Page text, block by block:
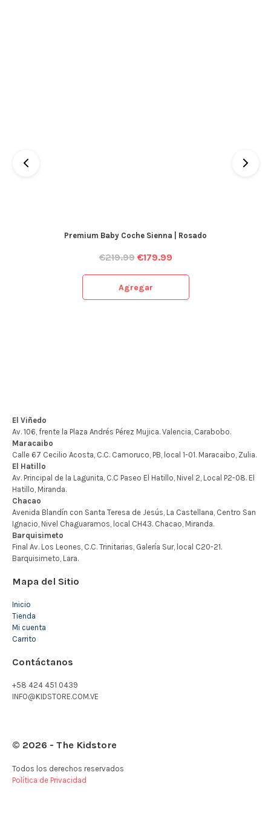
Premium Baby Coche Sienna | Rosado
€219.99 €179.99
Agregar
Mapa del Sitio
Inicio
Tienda
Mi cuenta
Carrito
Contáctanos
+58 424 451 0439
INFO@KIDSTORE.COM.VE
© 2026 - The Kidstore
Todos los derechos reservados
Política de Privacidad